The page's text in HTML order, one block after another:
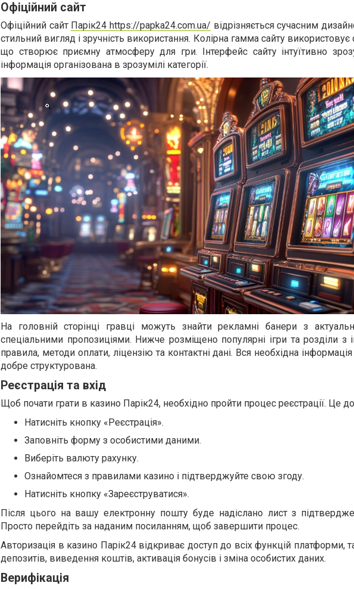
Офіційний сайт
Офіційний сайт Парік24 https://papka24.com.ua/ відрізняється сучасним
стильний вигляд і зручність використання. Колірна гамма сайту використовує
що створює приємну атмосферу для гри. Інтерфейс сайту інтуїтивно
інформація організована в зрозумілі категорії.
На головній сторінці гравці можуть знайти рекламні банери з
спеціальними пропозиціями. Нижче розміщено популярні ігри та розділи з
правила, методи оплати, ліцензію та контактні дані. Вся необхідна
добре структурована.
Реєстрація та вхід
Щоб почати грати в казино Парік24, необхідно пройти процес реєстрації. Це
Натисніть кнопку «Реєстрація».
Заповніть форму з особистими даними.
Виберіть валюту рахунку.
Ознайомтеся з правилами казино і підтверджуйте свою згоду.
Натисніть кнопку «Зареєструватися».
Після цього на вашу електронну пошту буде надіслано лист з
Просто перейдіть за наданим посиланням, щоб завершити процес.
Авторизація в казино Парік24 відкриває доступ до всіх функцій платформи,
депозитів, виведення коштів, активація бонусів і зміна особистих даних.
Верифікація